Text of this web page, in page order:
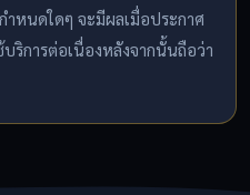
หนดใดๆ จะมีผลเมื่อประกาศ
ริการต่อเนื่องหลังจากนั้นถือว่า